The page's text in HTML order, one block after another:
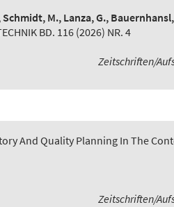
M., Lanza, G.,
BD. 116 (2026) NR. 4
Zeitschriften/
And Quality Planning In The
Zeitschriften/